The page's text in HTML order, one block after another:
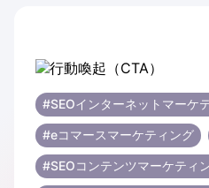
#SEOインターネットマーケ
#eコマースマーケティング
#SEOコンテンツマーケティ